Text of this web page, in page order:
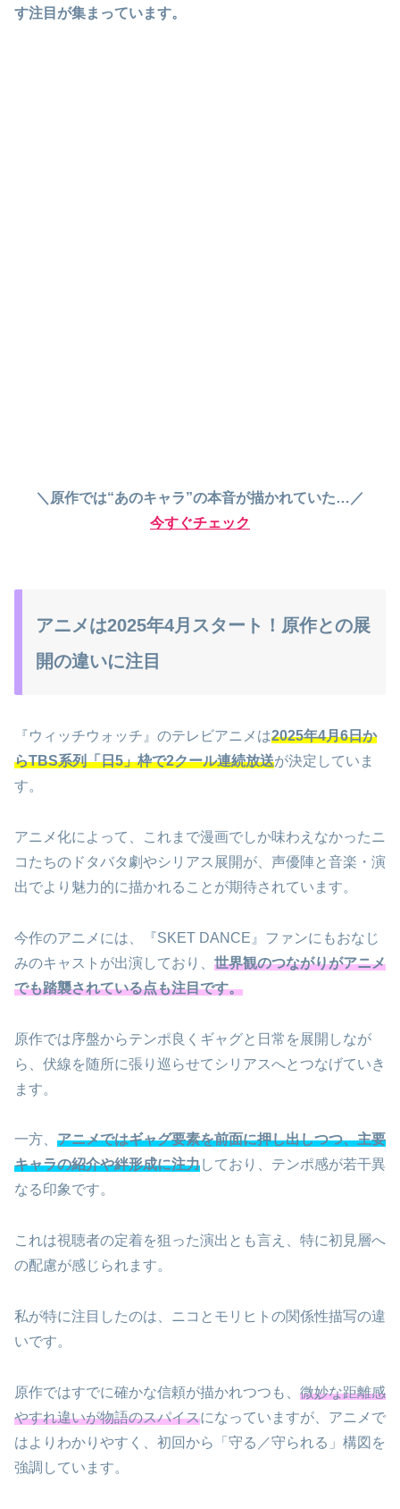
す注目が集まっています。
＼原作では“あのキャラ”の本音が描かれていた…／
今すぐチェック
アニメは2025年4月スタート！原作との展
開の違いに注目
『ウィッチウォッチ』のテレビアニメは2025年4月6日か
らTBS系列「日5」枠で2クール連続放送が決定していま
す。
アニメ化によって、これまで漫画でしか味わえなかったニ
コたちのドタバタ劇やシリアス展開が、声優陣と音楽・演
出でより魅力的に描かれることが期待されています。
今作のアニメには、『SKET DANCE』ファンにもおなじ
みのキャストが出演しており、 世界観のつながりがアニメ
でも踏襲されている点も注目です。
原作では序盤からテンポ良くギャグと日常を展開しなが
ら、伏線を随所に張り巡らせてシリアスへとつなげていき
ます。
一方、 アニメではギャグ要素を前面に押し出しつつ、主要
キャラの紹介や絆形成に注力しており、テンポ感が若干異
なる印象です。
これは視聴者の定着を狙った演出とも言え、特に初見層へ
の配慮が感じられます。
私が特に注目したのは、ニコとモリヒトの関係性描写の違
いです。
原作ではすでに確かな信頼が描かれつつも、 微妙な距離感
やすれ違いが物語のスパイスになっていますが、アニメで
はよりわかりやすく、初回から「守る／守られる」構図を
強調しています。